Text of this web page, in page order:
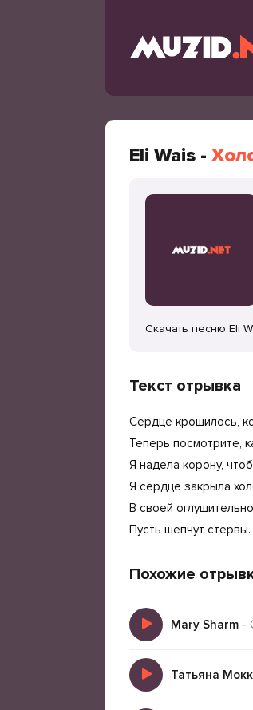
Eli Wais -
Скачать песню Eli
Текст отрывка
Сердце крошилось,
Теперь посмотрите,
Я надела корону,
Я сердце закрыла
В своей
Пусть шепчут стервы.
Похожие
Mary Sharm -
Татьяна